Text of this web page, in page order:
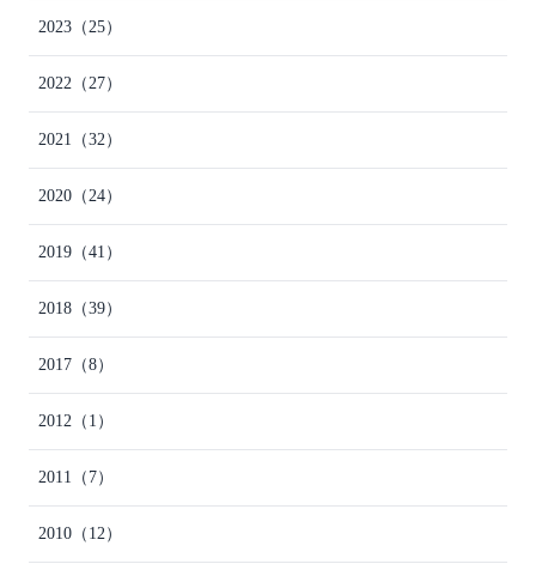
2023 （25）
2022 （27）
2021 （32）
2020 （24）
2019 （41）
2018 （39）
2017 （8）
2012 （1）
2011 （7）
2010 （12）